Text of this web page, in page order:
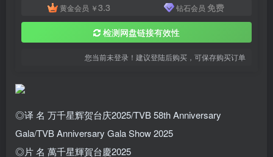
黄金会员 ￥3.3 钻石会员 免费
检测网盘链接有效性
您当前未登录！建议登陆后购买，可保存购买订单
◎译 名 万千星辉贺台庆2025/TVB 58th Anniversary
Gala/TVB Anniversary Gala Show 2025
◎片 名 萬千星輝賀台慶2025